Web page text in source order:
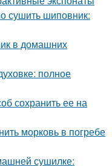
сушить шиповник:
в домашних
полное
сохранить ее на
морковь в погребе
сушилке: